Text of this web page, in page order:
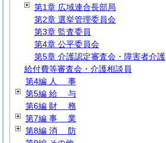
第1章 広域連合長部局
第2章 選挙管理委員会
第3章 監査委員
第4章 公平委員会
第5章 介護認定審査会・障害者介護
給付費等審査会・介護相談員
第4編 人 事
第5編 給 与
第6編 財 務
第7編 事 業
第8編 消 防